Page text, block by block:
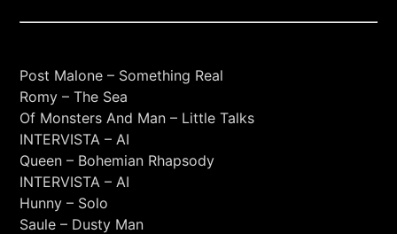
Post Malone – Something Real
Romy – The Sea
Of Monsters And Man – Little Talks
INTERVISTA – AI
Queen – Bohemian Rhapsody
INTERVISTA – AI
Hunny – Solo
Saule – Dusty Man